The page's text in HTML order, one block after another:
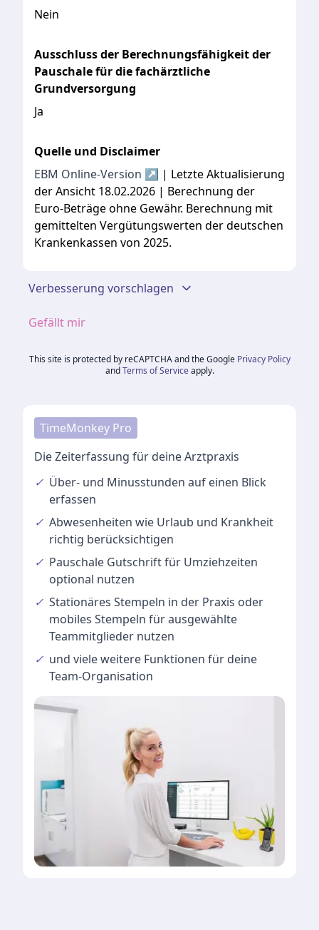
Nein
Ausschluss der Berechnungsfähigkeit der
Pauschale für die fachärztliche
Grundversorgung
Ja
Quelle und Disclaimer
EBM Online-Version ↗ | Letzte Aktualisierung
der Ansicht 18.02.2026 | Berechnung der
Euro-Beträge ohne Gewähr. Berechnung mit
gemittelten Vergütungswerten der deutschen
Krankenkassen von 2025.
Verbesserung vorschlagen
Gefällt mir
This site is protected by reCAPTCHA and the Google Privacy Policy
and Terms of Service apply.
TimeMonkey Pro
Die Zeiterfassung für deine Arztpraxis
✓ Über- und Minusstunden auf einen Blick
erfassen
✓ Abwesenheiten wie Urlaub und Krankheit
richtig berücksichtigen
✓ Pauschale Gutschriftfür Umziehzeiten
optional nutzen
✓ Stationäres Stempeln in der Praxis oder
mobiles Stempeln für ausgewählte
Teammitglieder nutzen
✓ und vieleweitere Funktionen für deine
Team-Organisation